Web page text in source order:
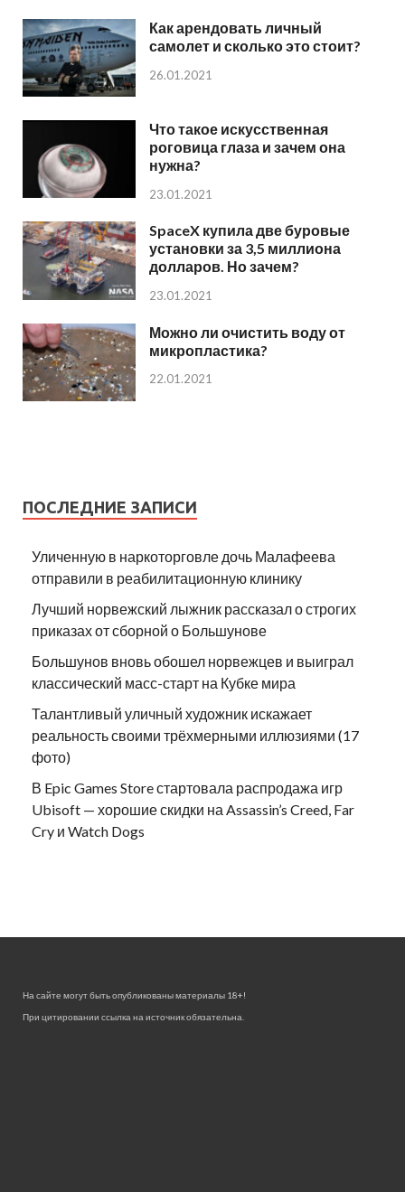
Как арендовать личный
самолет и сколько это стоит?
26.01.2021
Что такое искусственная
роговица глаза и зачем она
нужна?
23.01.2021
SpaceX купила две буровые
установки за 3,5 миллиона
долларов. Но зачем?
23.01.2021
Можно ли очистить воду от
микропластика?
22.01.2021
ПОСЛЕДНИЕ ЗАПИСИ
Уличенную в наркоторговле дочь Малафеева
отправили в реабилитационную клинику
Лучший норвежский лыжник рассказал о строгих
приказах от сборной о Большунове
Большунов вновь обошел норвежцев и выиграл
классический масс-старт на Кубке мира
Талантливый уличный художник искажает
реальность своими трёхмерными иллюзиями (17
фото)
В Epic Games Store стартовала распродажа игр
Ubisoft — хорошие скидки на Assassin’s Creed, Far
Cry и Watch Dogs
На сайте могут быть опубликованы материалы 18+!
При цитировании ссылка на источник обязательна.